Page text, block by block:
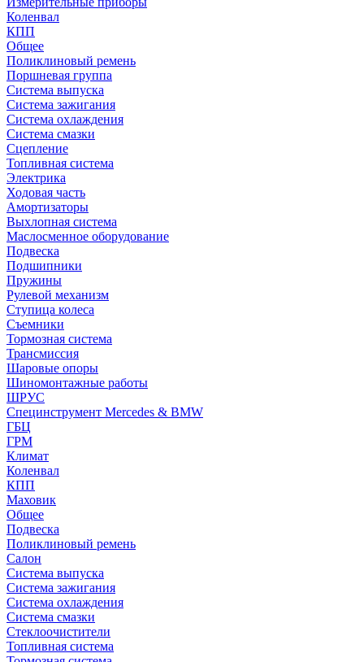
Коленвал
КПП
Общее
Поликлиновый ремень
Поршневая группа
Система выпуска
Система зажигания
Система охлаждения
Система смазки
Сцепление
Топливная система
Электрика
Ходовая часть
Амортизаторы
Выхлопная система
Маслосменное оборудование
Подвеска
Подшипники
Пружины
Рулевой механизм
Ступица колеса
Съемники
Тормозная система
Трансмиссия
Шаровые опоры
Шиномонтажные работы
ШРУС
Специнструмент Mercedes & BMW
ГБЦ
ГРМ
Климат
Коленвал
КПП
Маховик
Общее
Подвеска
Поликлиновый ремень
Салон
Система выпуска
Система зажигания
Система охлаждения
Система смазки
Стеклоочистители
Топливная система